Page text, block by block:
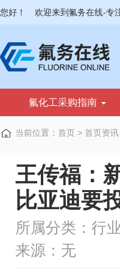
您好！ 欢迎来到氟务在线-专
氟化工采购指南
当前位置： 首页 > 首页资讯
王传福：
比亚迪要
所属分类：行
来源：无